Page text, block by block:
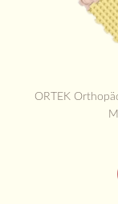
ORTEK